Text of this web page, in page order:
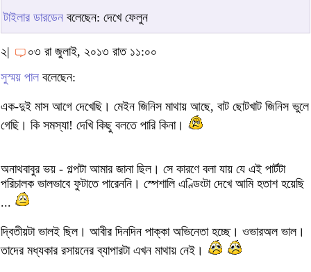
টাইলার ডারডেন বলেছেন: দেখে ফেলুন
২|
০৩ রা জুলাই, ২০১৩ রাত ১১:০০
সুস্ময় পাল বলেছেন:
এক-দুই মাস আগে দেখেছি। মেইন জিনিস মাথায় আছে, বাট ছোটখাট জিনিস ভুলে
গেছি। কি সমস্যা! দেখি কিছু বলতে পারি কিনা।
অনাথবাবুর ভয় - গল্পটা আমার জানা ছিল। সে কারণে বলা যায় যে এই পার্টটা
পরিচালক ভালভাবে ফুটাতে পারেননি। স্পেশালি এণ্ডিংটা দেখে আমি হতাশ হয়েছি
...
দ্বিতীয়টা ভালই ছিল। আবীর দিনদিন পাক্কা অভিনেতা হচ্ছে। ওভারঅল ভাল।
তাদের মধ্যকার রসায়নের ব্যাপারটা এখন মাথায় নেই।